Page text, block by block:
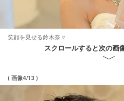
笑顔を見せる鈴木奈々
スクロールすると次の画
( 画像4/13 )